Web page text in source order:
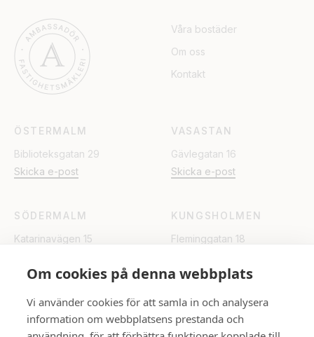
Om cookies på denna webbplats
Vi använder cookies för att samla in och analysera
information om webbplatsens prestanda och
Våra bostäder
Om oss
Kontakt
ÖSTERMALM
Biblioteksgatan 29
Skicka e-post
VASASTAN
Gävlegatan 16
Skicka e-post
SÖDERMALM
Katarinavägen 15
KUNGSHOLMEN
Fleminggatan 18
UPPSALA
Rådhuset